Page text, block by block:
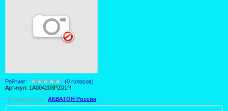
Рейтинг:
(0 голосов)
Артикул: 1A004203PZ01R
Производитель: АКВАТОН Россия